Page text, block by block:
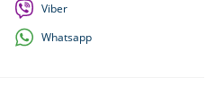
Viber
Whatsapp